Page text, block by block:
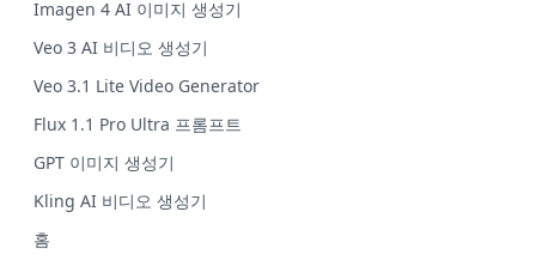
Imagen 4 AI 이미지 생성기
Veo 3 AI 비디오 생성기
Veo 3.1 Lite Video Generator
Flux 1.1 Pro Ultra 프롬프트
GPT 이미지 생성기
Kling AI 비디오 생성기
홈